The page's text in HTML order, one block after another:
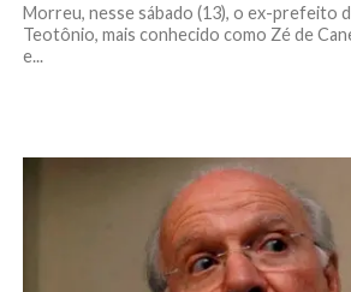
Morreu, nesse sábado (13), o ex-prefeito
Teotônio, mais conhecido como Zé de
e...